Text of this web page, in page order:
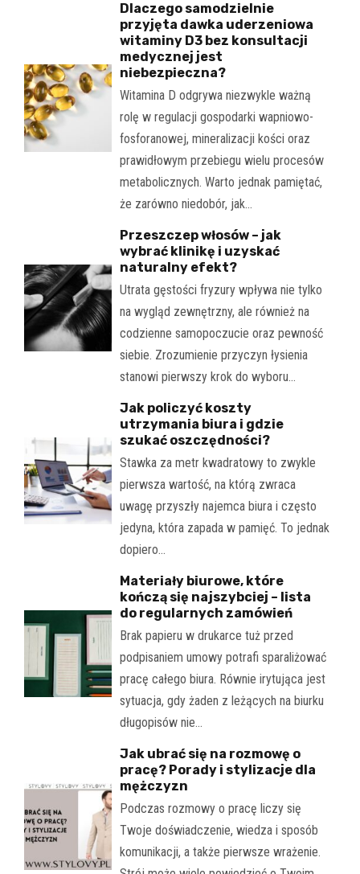
Dlaczego samodzielnie
przyjęta dawka uderzeniowa
witaminy D3 bez konsultacji
medycznej jest
niebezpieczna?
Witamina D odgrywa niezwykle ważną
rolę w regulacji gospodarki wapniowo-
fosforanowej, mineralizacji kości oraz
prawidłowym przebiegu wielu procesów
metabolicznych. Warto jednak pamiętać,
że zarówno niedobór, jak…
Przeszczep włosów – jak
wybrać klinikę i uzyskać
naturalny efekt?
Utrata gęstości fryzury wpływa nie tylko
na wygląd zewnętrzny, ale również na
codzienne samopoczucie oraz pewność
siebie. Zrozumienie przyczyn łysienia
stanowi pierwszy krok do wyboru…
Jak policzyć koszty
utrzymania biura i gdzie
szukać oszczędności?
Stawka za metr kwadratowy to zwykle
pierwsza wartość, na którą zwraca
uwagę przyszły najemca biura i często
jedyna, która zapada w pamięć. To jednak
dopiero…
Materiały biurowe, które
kończą się najszybciej – lista
do regularnych zamówień
Brak papieru w drukarce tuż przed
podpisaniem umowy potrafi sparaliżować
pracę całego biura. Równie irytująca jest
sytuacja, gdy żaden z leżących na biurku
długopisów nie…
Jak ubrać się na rozmowę o
pracę? Porady i stylizacje dla
mężczyzn
Podczas rozmowy o pracę liczy się
Twoje doświadczenie, wiedza i sposób
komunikacji, a także pierwsze wrażenie.